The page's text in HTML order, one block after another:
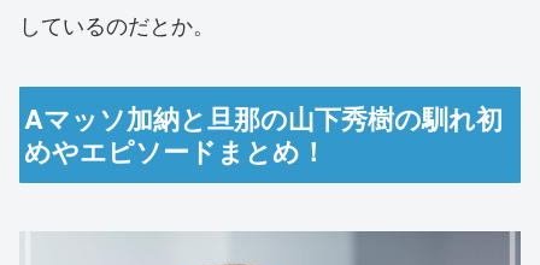
しているのだとか。
Aマッソ加納と旦那の山下秀樹の馴れ初
めやエピソードまとめ！